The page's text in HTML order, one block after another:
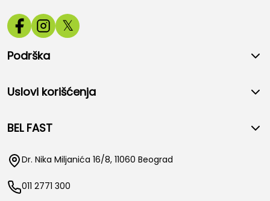
𝕏
Podrška
Uslovi korišćenja
BEL FAST
Dr. Nika Miljanića 16/8, 11060 Beograd
011 2771 300